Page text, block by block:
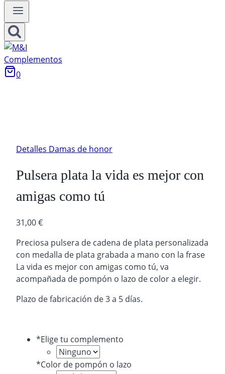
0
Detalles Damas de honor
Pulsera plata la vida es mejor con
amigas como tú
31,00€
Preciosa pulsera de cadena de plata personalizada
con medalla de plata grabada a mano con la frase
La vida es mejor con amigas como tú, va
acompañada de pompón o lazo de color a elegir.
Plazo de fabricación de 3 a 5 días.
*Elige tu complemento
*Color de pompón o lazo